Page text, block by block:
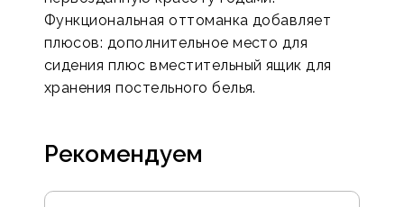
Функциональная оттоманка добавляет
плюсов: дополнительное место для
сидения плюс вместительный ящик для
хранения постельного белья.
Рекомендуем